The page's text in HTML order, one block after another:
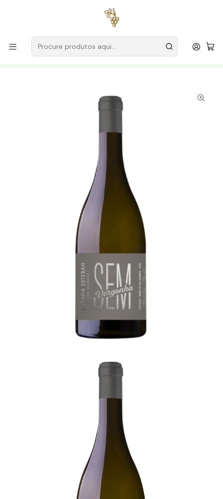
para encomendas a partir de
Produtores
Alentejo
Susana Esteban – A Arte da Inovação no Alentejo
Susana Esteban Sem Vergonha Magnum 2017 Alentejo Tinto